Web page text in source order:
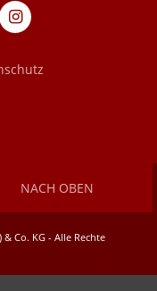
eventpeppers
NACH OBEN
Co. KG - Alle Rechte